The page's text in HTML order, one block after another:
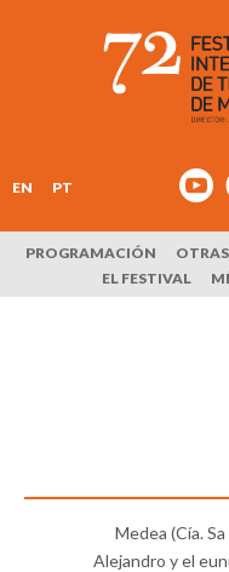
EN PT
PROGRAMACIÓN OTRAS
EL FESTIVAL
Medea (Cía.
Alejandro y el